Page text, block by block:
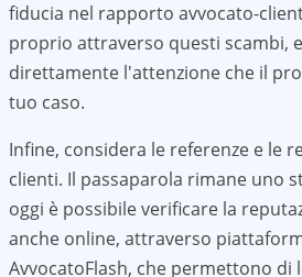
fiducia nel rapporto avvocato-
proprio attraverso questi scambi,
direttamente l'attenzione che il
tuo caso.
Infine, considera le referenze e le
clienti. Il passaparola rimane uno
oggi è possibile verificare la
anche online, attraverso
AvvocatoFlash, che permettono di